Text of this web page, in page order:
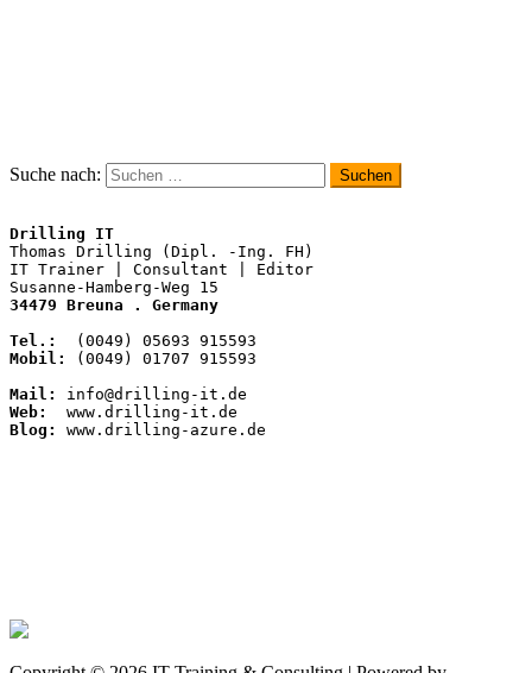
Suche nach:
Drilling IT
Thomas Drilling (Dipl. -Ing. FH)
IT Trainer | Consultant | Editor
34479 Breuna . Germany
Tel.:
Mobil:
(0049) 01707 915593
Mail:
Web:
Blog:
www.drilling-azure.de